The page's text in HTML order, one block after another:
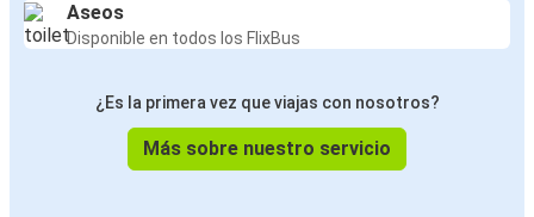
Aseos
Disponible en todos los FlixBus
¿Es la primera vez que viajas con nosotros?
Más sobre nuestro servicio